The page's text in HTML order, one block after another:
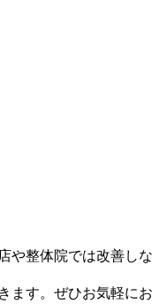
や整体院では改善しな
ます。ぜひお気軽にお